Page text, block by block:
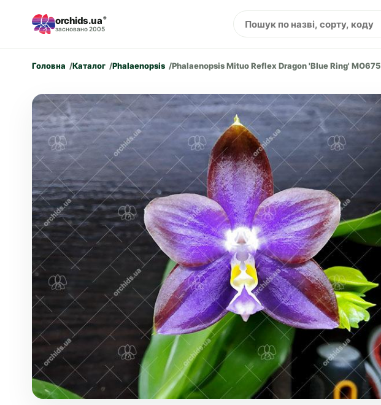
orchids.ua ®
засновано 2005
Головна Каталог Phalaenopsis Phalaenopsis Mituo Reflex Dragon 'Blue Ring' MO675